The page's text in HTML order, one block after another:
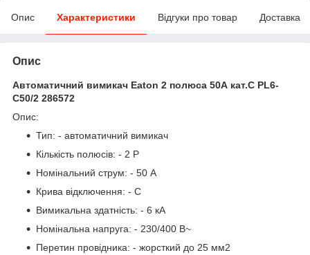
Опис Характеристики Відгуки про товар Доставка
Опис
Автоматичний вимикач Eaton 2 полюса 50А кат.C PL6-
C50/2 286572
Опис:
Тип: - автоматичний вимикач
Кількість полюсів: - 2 P
Номінальний струм: - 50 А
Крива відключення: - C
Вимикальна здатність: - 6 кА
Номінальна напруга: - 230/400 В~
Перетин провідника: - жорсткий до 25 мм2